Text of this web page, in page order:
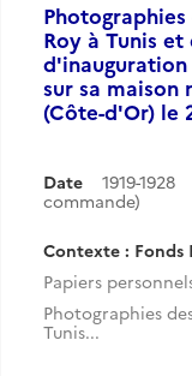
Roy à Tunis
sur sa maison
(Côte-d'Or) le
Date 1919-1928
commande)
Contexte : Fonds
Papiers
Photographies
Tunis...